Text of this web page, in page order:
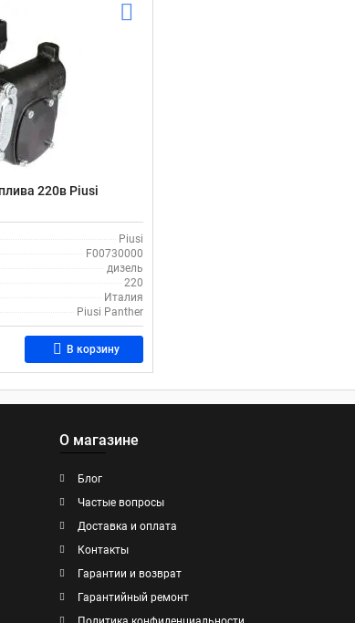
220в Piusi
Piusi
F00730000
дизель
220
Италия
Piusi Panther
В корзину
О магазине
Блог
Частые вопросы
Доставка и оплата
Контакты
Гарантии и возврат
Гарантийный ремонт